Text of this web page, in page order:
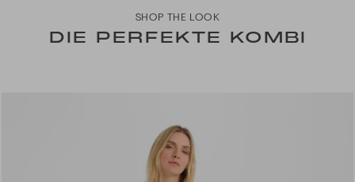
SHOP THE LOOK
DIE PERFEKTE KOMBI